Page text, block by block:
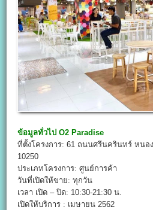
ข้อมูลทั่วไป O2 Paradise
ที่ตั้งโครงการ: 61 ถนนศรีนครินทร์ หนอ
10250
ประเภทโครงการ: ศูนย์การค้า
วันที่เปิดให้ขาย: ทุกวัน
เวลา เปิด – ปิด: 10:30-21:30 น.
เปิดให้บริการ : เมษายน 2562